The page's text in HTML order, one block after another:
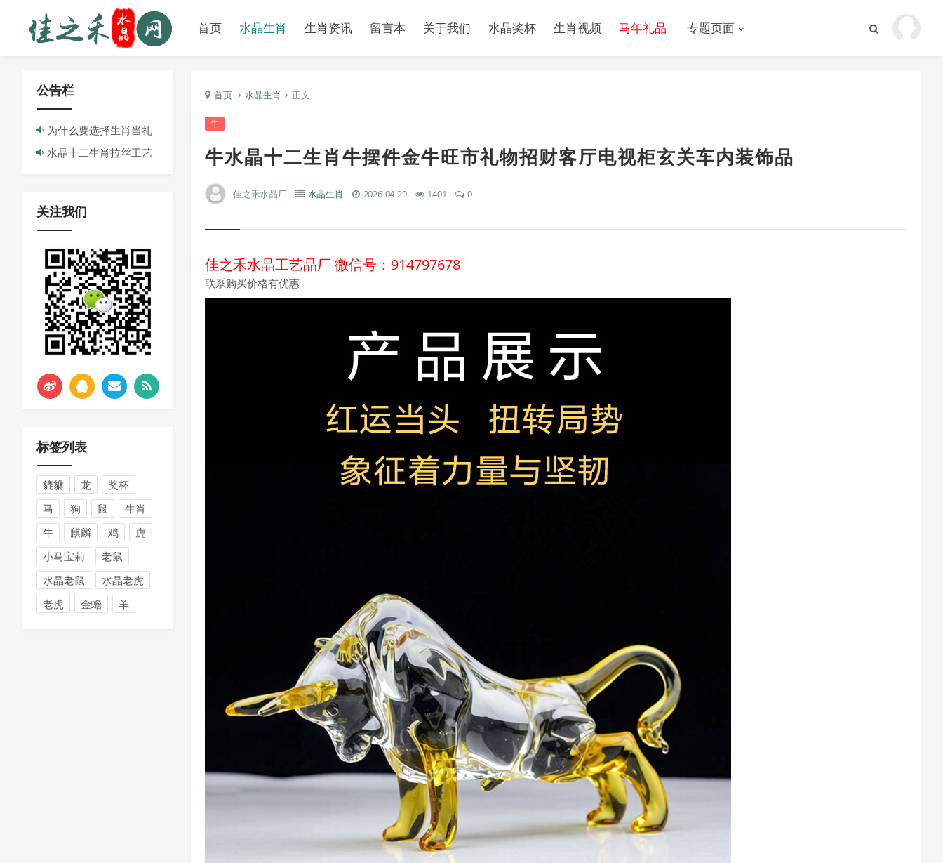
首页 水晶生肖 生肖资讯 留言本 关于我们 水晶奖杯 生肖视频 马年礼品 专题页面
公告栏
为什么要选择生肖当礼
品/纪念品
水晶十二生肖拉丝工艺
关注我们
标签列表
貔貅 龙
奖杯
马
狗 鼠
生肖
牛
麒麟 鸡
虎
小马宝莉
老鼠
水晶老鼠
水晶老虎
老虎
金蟾 羊
首页 水晶生肖 正文
牛
牛水晶十二生肖牛摆件金牛旺市礼物招财客厅电视柜玄关车内装饰品
佳之禾水晶厂 水晶生肖 2026-04-29 1401 0
佳之禾水晶工艺品厂 微信号：914797678
联系购买价格有优惠